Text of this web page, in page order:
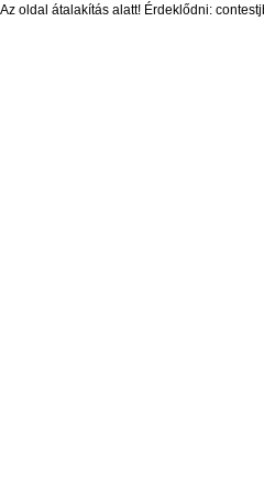
Az oldal átalakítás alatt! Érdeklődni: